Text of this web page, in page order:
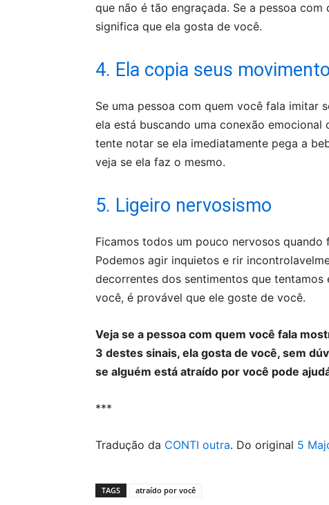
que não é tão engraçada. Se a pessoa
significa que ela gosta de você.
4. Ela copia seus
Se uma pessoa com quem você fala imitar
ela está buscando uma conexão
tente notar se ela imediatamente pega a
veja se ela faz o mesmo.
5. Ligeiro nervosismo
Ficamos todos um pouco nervosos
Podemos agir inquietos e rir
decorrentes dos sentimentos que
você, é provável que ele goste de você.
Veja se a pessoa com quem você fala
3 destes sinais, ela gosta de você, sem
se alguém está atraído por você pode
***
Tradução da CONTI outra. Do original 5
TAGS atraído por você